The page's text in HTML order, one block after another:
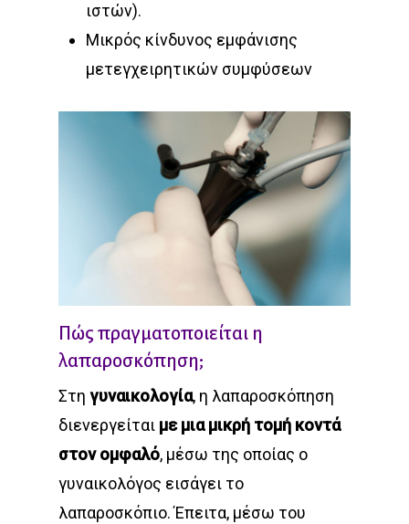
ιστών).
Μικρός κίνδυνος εμφάνισης
μετεγχειρητικών συμφύσεων
Πώς πραγματοποιείται η
λαπαροσκόπηση;
Στη γυναικολογία, η λαπαροσκόπηση
διενεργείται με μια μικρή τομή κοντά
στον ομφαλό, μέσω της οποίας ο
γυναικολόγος εισάγει το
λαπαροσκόπιο. Έπειτα, μέσω του